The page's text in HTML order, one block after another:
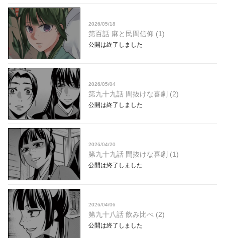
2026/05/18
第百話 麻と民間信仰 (1)
公開は終了しました
2026/05/04
第九十九話 間抜けな喜劇 (2)
公開は終了しました
2026/04/20
第九十九話 間抜けな喜劇 (1)
公開は終了しました
2026/04/06
第九十八話 飲み比べ (2)
公開は終了しました